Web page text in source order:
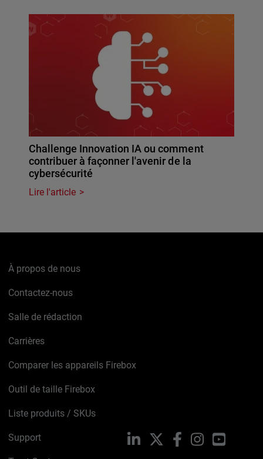
Challenge Innovation IA ou comment
contribuer à façonner l'avenir de la
cybersécurité
Lire l'article
À propos de nous
Contactez-nous
Salle de rédaction
Carrières
Comparer les appareils Firebox
Outil de taille Firebox
Liste produits / SKUs
Support LinkedIn FacebookInstagramYouTube